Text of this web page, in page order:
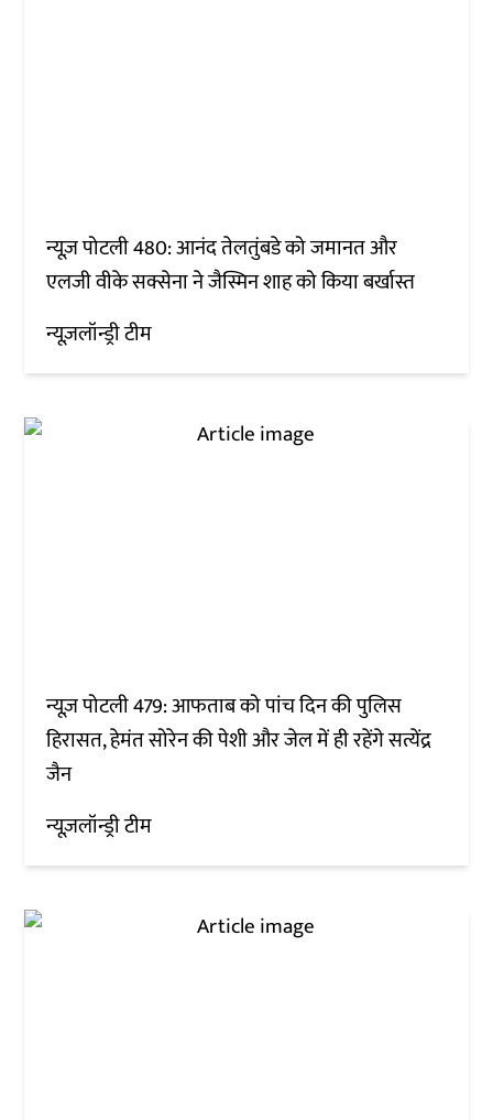
न्यूज़ पोटली 480: आनंद तेलतुंबडे को जमानत और
एलजी वीके सक्सेना ने जैस्मिन शाह को किया बर्खास्त
न्यूज़लॉन्ड्री टीम
न्यूज़ पोटली 479: आफताब को पांच दिन की पुलिस
हिरासत, हेमंत सोरेन की पेशी और जेल में ही रहेंगे सत्येंद्र
जैन
न्यूज़लॉन्ड्री टीम